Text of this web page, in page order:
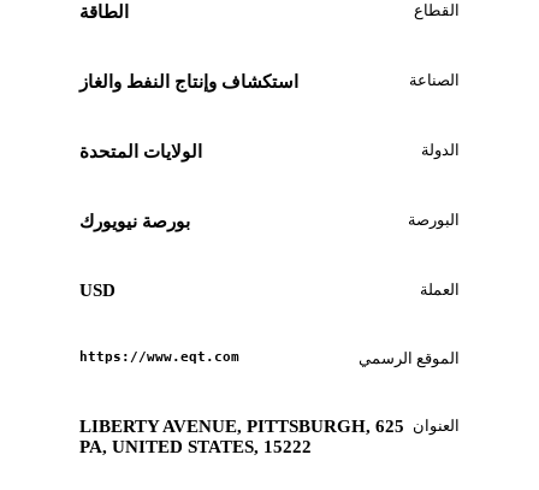
القطاع الطاقة
الصناعة استكشاف وإنتاج النفط والغاز
الدولة الولايات المتحدة
البورصة بورصة نيويورك
العملة USD
الموقع الرسمي https://www.eqt.com
العنوان
625 LIBERTY AVENUE, PITTSBURGH,
PA, UNITED STATES, 15222